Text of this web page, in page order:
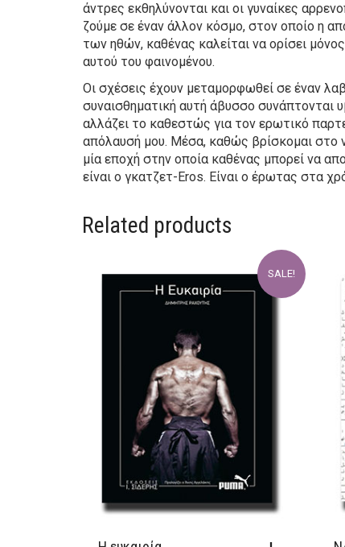
άντρες εκθηλύνονται και οι γυναίκες
ζούμε σε έναν άλλον κόσμο, στον οποίο η
των ηθών, καθένας καλείται να ορίσει
αυτού του φαινομένου.
Οι σχέσεις έχουν μεταμορφωθεί σε έναν
συναισθηματική αυτή άβυσσο συνάπτονται
αλλάζει το καθεστώς για τον ερωτικό
απόλαυσή μου. Μέσα, καθώς βρίσκομαι στο
μία εποχή στην οποία καθένας μπορεί να
είναι ο γκατζετ-Eros. Είναι ο έρωτας στα
Related products
SALE!